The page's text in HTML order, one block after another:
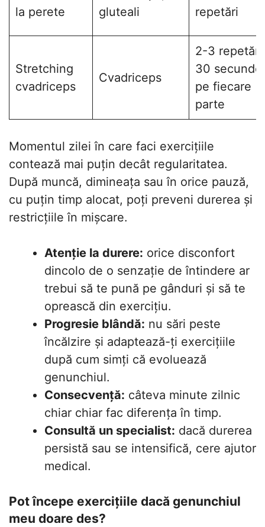
la perete
gluteali
repetări
Stretching
cvadriceps
Cvadriceps
2-3 repetări,
30 secunde
pe fiecare
parte
Momentul zilei în care faci exercițiile
contează mai puțin decât regularitatea.
După muncă, dimineața sau în orice pauză,
cu puțin timp alocat, poți preveni durerea și
restricțiile în mișcare.
Atenție la durere: orice disconfort
dincolo de o senzație de întindere ar
trebui să te pună pe gânduri și să te
oprească din exercițiu.
Progresie blândă: nu sări peste
încălzire și adaptează-ți exercițiile
după cum simți că evoluează
genunchiul.
Consecvență: câteva minute zilnic
chiar chiar fac diferența în timp.
Consultă un specialist: dacă durerea
persistă sau se intensifică, cere ajutor
medical.
Pot începe exercițiile dacă genunchiul
meu doare des?